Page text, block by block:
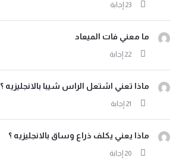
‏‫23 إجابة
ما معني فات الميعاد
‏‫22 إجابة
ماذا تعني اشتعل الراس شيبا بالانجليزيه ؟
ماذا يعني يكلف ذراع وساق بالانجليزيه ؟
‏‫20 إجابة